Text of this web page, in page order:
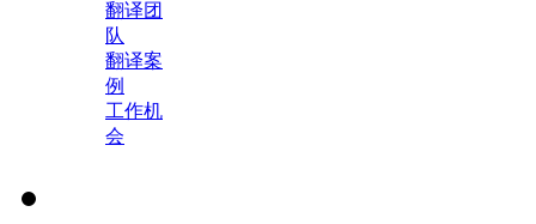
翻译团
队
翻译案
例
工作机
会